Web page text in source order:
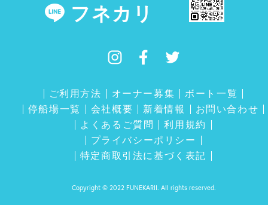
フネカリ
ご利用方法 オーナー募集
ボート一覧
停船場一覧
会社概要 新着情報
お問い合わせ
よくあるご質問
利用規約
プライバシーポリシー
特定商取引法に基づく表記
Copyright © 2022 FUNEKARII. All rights reserved.